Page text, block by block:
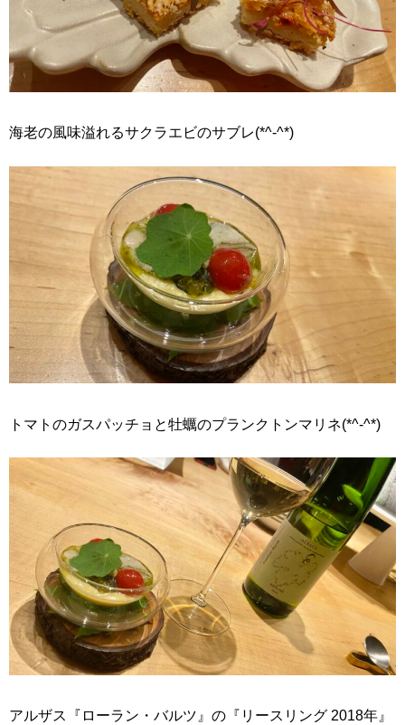
海老の風味溢れるサクラエビのサブレ(*^-^*)
トマトのガスパッチョと牡蠣のプランクトンマリネ(*^-^*)
アルザス『ローラン・バルツ』の『リースリング 2018年』